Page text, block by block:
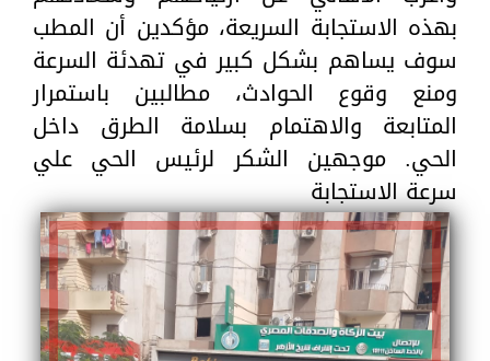
بهذه الاستجابة السريعة، مؤكدين أن المطب
سوف يساهم بشكل كبير في تهدئة السرعة
ومنع وقوع الحوادث، مطالبين باستمرار
المتابعة والاهتمام بسلامة الطرق داخل
الحي. موجهين الشكر لرئيس الحي علي
سرعة الاستجابة